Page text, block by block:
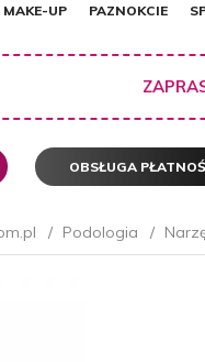
MAKE-UP PAZNOKCIE
OBSŁUGA
Podologia